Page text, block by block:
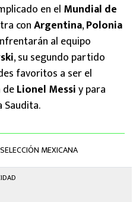
en el Mundial de
conArgentina,Polonia
al equipo
, su segundo partido
favoritos a ser el
deLionel Messiy para
SELECCIÓN MEXICANA